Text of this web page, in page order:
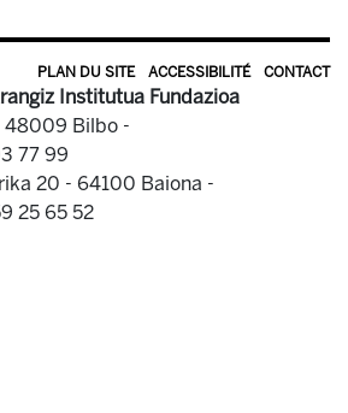
PLAN DU SITE ACCESSIBILITÉ CONTACT
Institutua Fundazioa
48009 Bilbo -
77 99
20 - 64100 Baiona -
25 65 52